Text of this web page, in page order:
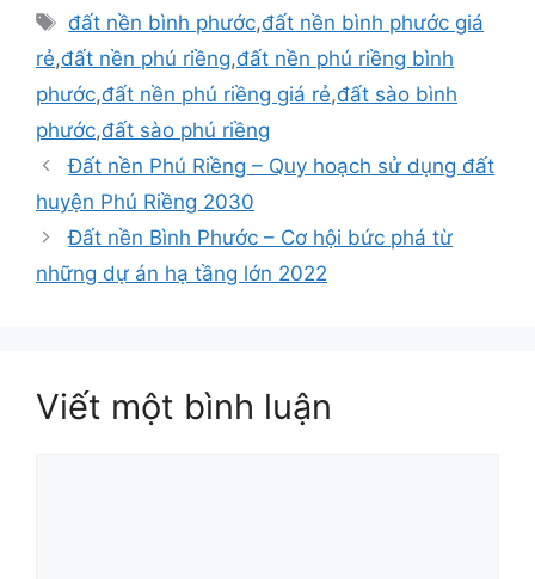
Thẻ
đất nền bình phước,đất nền bình phước giá
rẻ,đất nền phú riềng,đất nền phú riềng bình
phước,đất nền phú riềng giá rẻ,đất sào bình
phước,đất sào phú riềng
Đất nền Phú Riềng – Quy hoạch sử dụng đất
huyện Phú Riềng 2030
Đất nền Bình Phước – Cơ hội bức phá từ
những dự án hạ tầng lớn 2022
Viết một bình luận